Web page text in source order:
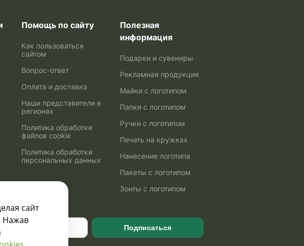
Помощь по сайту
Как пользоваться
сайтом
Вопрос-ответ
Оплата и доставка
Наши представители в
регионах
Политика обработки
файлов cookie
Политика обработки
персональных данных
Полезная
информация
Подарки и сувениры
Рекламная продукция
Майки с логотипом
Папки с логотипом
Ручки с логотипом
Печать на кружках
Нанесение логотипа
Пакеты с логотипом
Зонты с логотипом
Подписаться
сайт
Нажав